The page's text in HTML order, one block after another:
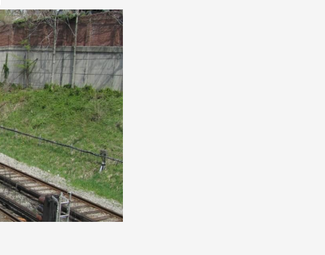
教育學區 Pathway